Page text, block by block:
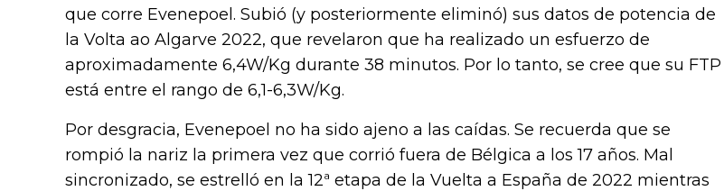
que corre Evenepoel. Subió (y posteriormente eliminó) sus datos de potencia de
la Volta ao Algarve 2022, que revelaron que ha realizado un esfuerzo de
aproximadamente 6,4W/Kg durante 38 minutos. Por lo tanto, se cree que su FTP
está entre el rango de 6,1-6,3W/Kg.
Por desgracia, Evenepoel no ha sido ajeno a las caídas. Se recuerda que se
rompió la nariz la primera vez que corrió fuera de Bélgica a los 17 años. Mal
sincronizado, se estrelló en la 12ª etapa de la Vuelta a España de 2022 mientras